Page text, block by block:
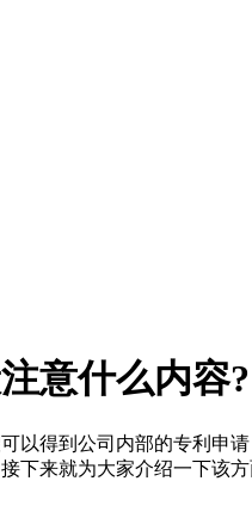
意什么内容?
得到公司内部的专利申
下来就为大家介绍一下该方